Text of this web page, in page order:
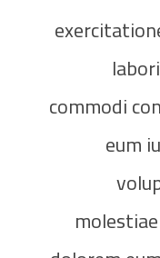
commodi
eum